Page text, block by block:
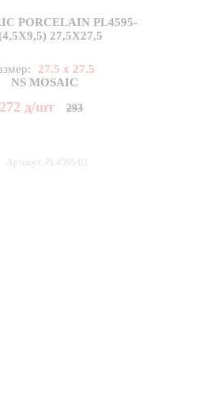
PORCELAIN PL4595-
27,5X27,5
27.5 x 27.5
NS MOSAIC
272 д/шт 293
Артикул: PL4595-02